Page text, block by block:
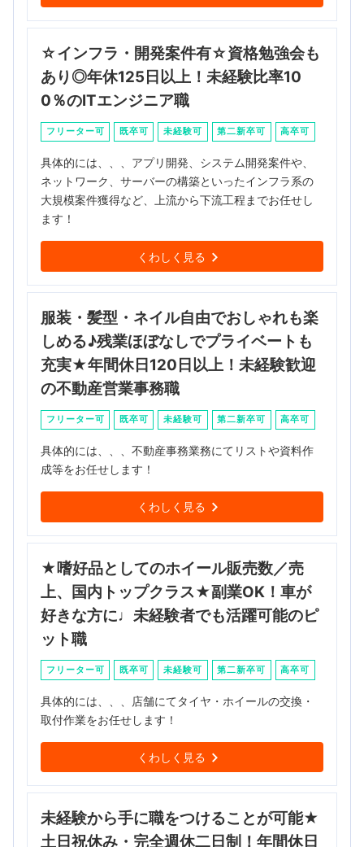
☆インフラ・開発案件有☆資格勉強会も
あり◎年休125日以上！未経験比率10
0％のITエンジニア職
フリーター可 既卒可 未経験可 第二新卒可 高卒可
具体的には、、、アプリ開発、システム開発案件や、
ネットワーク、サーバーの構築といったインフラ系の
大規模案件獲得など、上流から下流工程までお任せし
ます！
くわしく見る
服装・髪型・ネイル自由でおしゃれも楽
しめる♪残業ほぼなしでプライベートも
充実★年間休日120日以上！未経験歓迎
の不動産営業事務職
フリーター可 既卒可 未経験可 第二新卒可 高卒可
具体的には、、、不動産事務業務にてリストや資料作
成等をお任せします！
くわしく見る
★嗜好品としてのホイール販売数／売
上、国内トップクラス★副業OK！車が
好きな方に♩未経験者でも活躍可能のピ
ット職
フリーター可 既卒可 未経験可 第二新卒可 高卒可
具体的には、、、店舗にてタイヤ・ホイールの交換・
取付作業をお任せします！
くわしく見る
未経験から手に職をつけることが可能★
土日祝休み・完全週休二日制！年間休日